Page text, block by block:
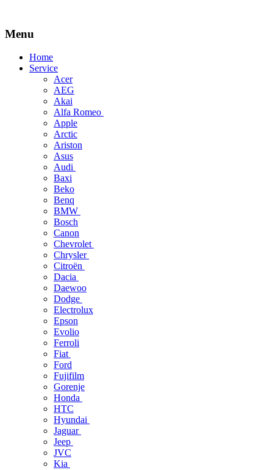
Menu
Skip
Home
Service
Acer
AEG
Akai
Alfa Romeo
Apple
Arctic
Ariston
Asus
Audi
Baxi
Beko
Benq
BMW
Bosch
Canon
Chevrolet
Chrysler
Citroën
Dacia
Daewoo
Dodge
Electrolux
Epson
Evolio
Ferroli
Fiat
Ford
Fujifilm
Gorenje
Honda
HTC
Hyundai
Jaguar
Jeep
JVC
Kia